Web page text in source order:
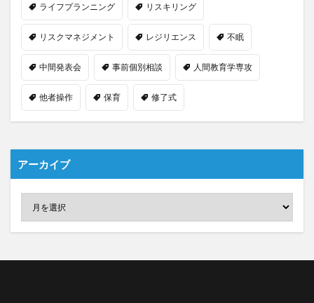
ライフプランニング リスキリング
リスクマネジメント レジリエンス 不眠
中間発表会 事前個別相談 人間教育学専攻
他者操作 保育 修了式
アーカイブ